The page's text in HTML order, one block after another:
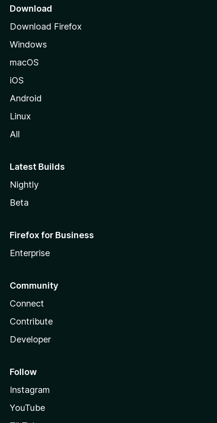
z
l
l
Download
Download Firefox
Windows
macOS
iOS
Android
Linux
All
Latest Builds
Nightly
Beta
Firefox for Business
Enterprise
Community
Connect
Contribute
Developer
Follow
Instagram
YouTube